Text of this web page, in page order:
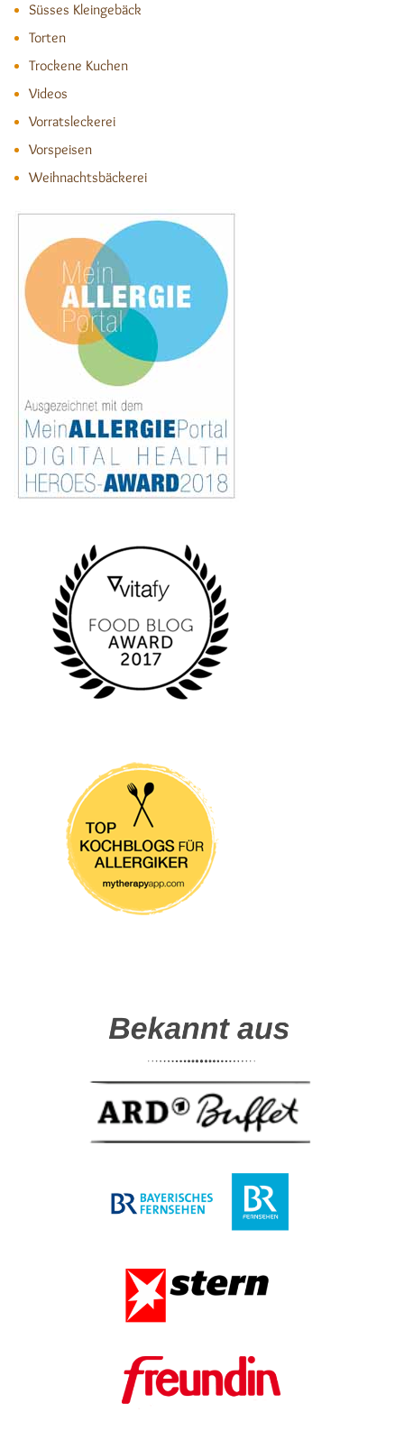
Süsses Kleingebäck
Torten
Trockene Kuchen
Videos
Vorratsleckerei
Vorspeisen
Weihnachtsbäckerei